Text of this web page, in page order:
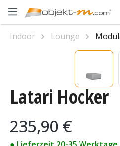
Zum Hauptinhalt springen
Latari Hocker
Regulärer Preis:
235,90 €
Indoor Lounge
Bildergalerie überspringen